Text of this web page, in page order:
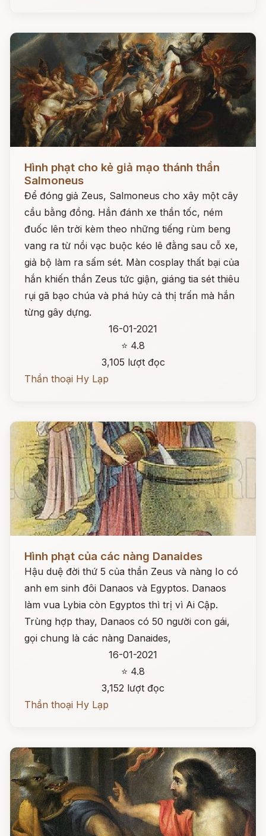
Hình phạt cho kẻ giả mạo thánh thần
Salmoneus
Để đóng giả Zeus, Salmoneus cho xây một cây
cầu bằng đồng. Hắn đánh xe thần tốc, ném
đuốc lên trời kèm theo những tiếng rùm beng
vang ra từ nồi vạc buộc kéo lê đằng sau cỗ xe,
giả bộ làm ra sấm sét. Màn cosplay thất bại của
hắn khiến thần Zeus tức giận, giáng tia sét thiêu
rụi gã bạo chúa và phá hủy cả thị trấn mà hắn
từng gây dựng.
16-01-2021
⭐ 4.8
3,105 lượt đọc
Thần thoại Hy Lạp
Hình phạt của các nàng Danaides
Hậu duệ đời thứ 5 của thần Zeus và nàng Io có
anh em sinh đôi Danaos và Egyptos. Danaos
làm vua Lybia còn Egyptos thì trị vì Ai Cập.
Trùng hợp thay, Danaos có 50 người con gái,
gọi chung là các nàng Danaides,
16-01-2021
⭐ 4.8
3,152 lượt đọc
Thần thoại Hy Lạp